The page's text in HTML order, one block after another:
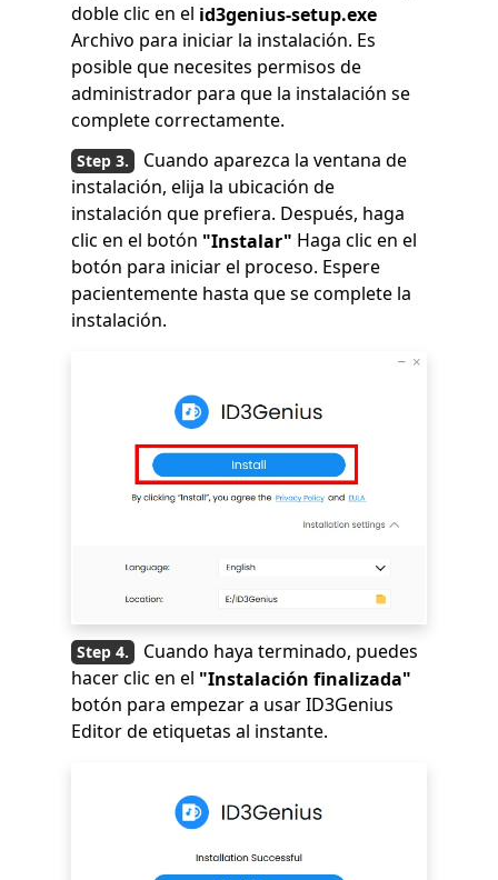
doble clic en el id3genius-setup.exe
Archivo para iniciar la instalación. Es
posible que necesites permisos de
administrador para que la instalación se
complete correctamente.
Cuando aparezca la ventana de
instalación, elija la ubicación de
instalación que prefiera. Después, haga
clic en el botón "Instalar" Haga clic en el
botón para iniciar el proceso. Espere
pacientemente hasta que se complete la
instalación.
Cuando haya terminado, puedes
hacer clic en el "Instalación finalizada"
botón para empezar a usar ID3Genius
Editor de etiquetas al instante.